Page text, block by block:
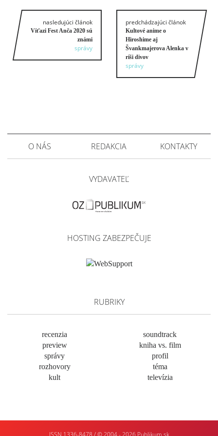
nasledujúci článok
Víťazi Fest Anča 2020 sú
známi
správy
predchádzajúci článok
Kultové anime o
Hiroshime aj
Švankmajerova Alenka v
ríši divov
správy
O NÁS REDAKCIA KONTAKTY
VYDAVATEĽ
HOSTING ZABEZPEČUJE
RUBRIKY
recenzia
preview
správy
rozhovory
kult
soundtrack
kniha vs. film
profil
téma
televízia
ISSN 1336-8478 / © 2004 - 2026 Publikum.sk